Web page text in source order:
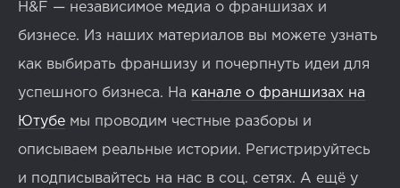
H&F — независимое медиа о франшизах и
бизнесе. Из наших материалов вы можете узнать
как выбирать франшизу и почерпнуть идеи для
успешного бизнеса. На канале о франшизах на
Ютубе мы проводим честные разборы и
описываем реальные истории. Регистрируйтесь
и подписывайтесь на нас в соц. сетях. А ещё у